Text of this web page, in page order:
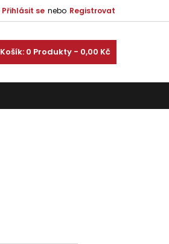
Přihlásit se nebo Registrovat
Košík: 0 Produkty - 0,00 Kč